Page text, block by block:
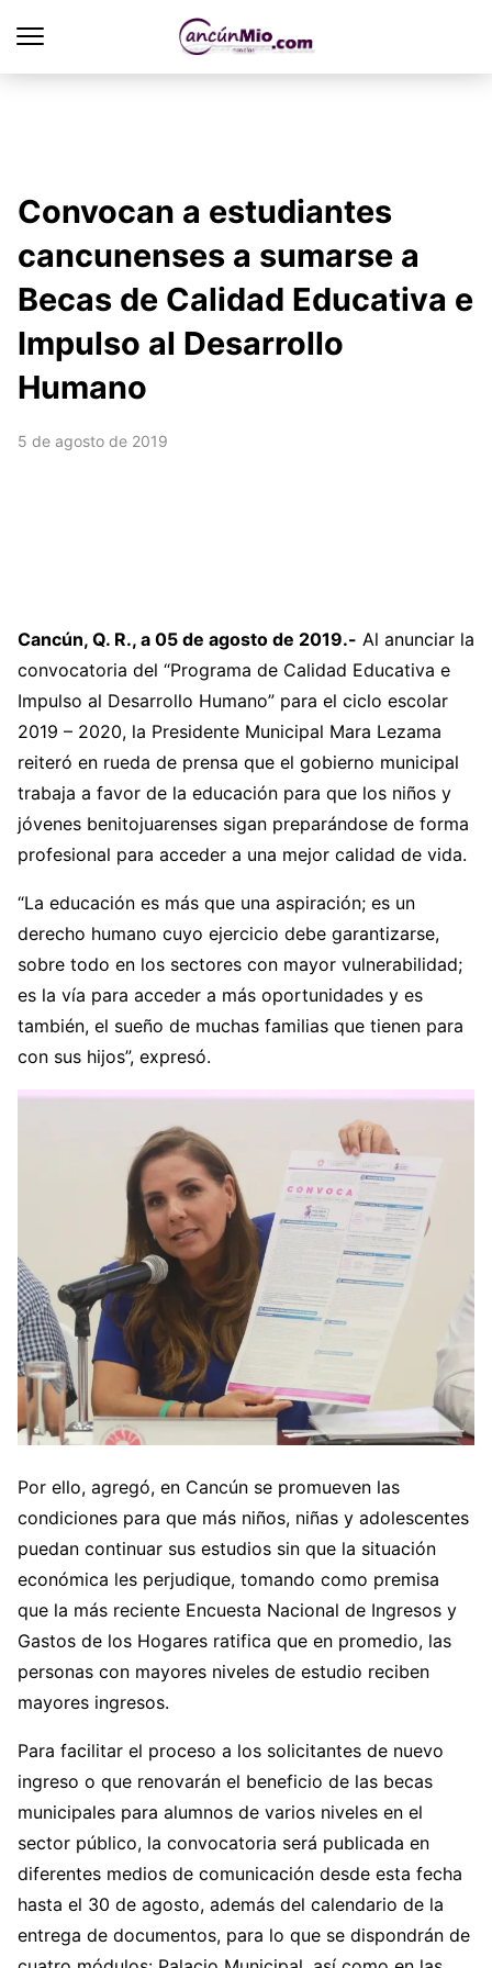
Convocan a estudiantes
cancunenses a sumarse a
Becas de Calidad Educativa e
Impulso al Desarrollo
Humano
5 de agosto de 2019
Cancún, Q. R., a 05 de agosto de 2019.- Al anunciar la
convocatoria del “Programa de Calidad Educativa e
Impulso al Desarrollo Humano” para el ciclo escolar
2019 – 2020, la Presidente Municipal Mara Lezama
reiteró en rueda de prensa que el gobierno municipal
trabaja a favor de la educación para que los niños y
jóvenes benitojuarenses sigan preparándose de forma
profesional para acceder a una mejor calidad de vida.
“La educación es más que una aspiración; es un
derecho humano cuyo ejercicio debe garantizarse,
sobre todo en los sectores con mayor vulnerabilidad;
es la vía para acceder a más oportunidades y es
también, el sueño de muchas familias que tienen para
con sus hijos”, expresó.
Por ello, agregó, en Cancún se promueven las
condiciones para que más niños, niñas y adolescentes
puedan continuar sus estudios sin que la situación
económica les perjudique, tomando como premisa
que la más reciente Encuesta Nacional de Ingresos y
Gastos de los Hogares ratifica que en promedio, las
personas con mayores niveles de estudio reciben
mayores ingresos.
Para facilitar el proceso a los solicitantes de nuevo
ingreso o que renovarán el beneficio de las becas
municipales para alumnos de varios niveles en el
sector público, la convocatoria será publicada en
diferentes medios de comunicación desde esta fecha
hasta el 30 de agosto, además del calendario de la
entrega de documentos, para lo que se dispondrán de